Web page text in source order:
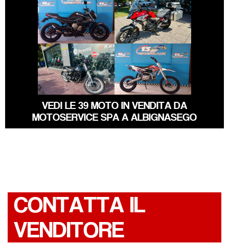
YAMAHA XJ6 HONDA CB-500
BENELLI
LEONCINO
€ 3.490 €
ALTRA-MARCA
ALTRO-
MODELLO
€ 1.150 €
VEDI LE 39 MOTO IN VENDITA DA
MOTOSERVICE SPA A ALBIGNASEGO
CONTATTA IL
VENDITORE